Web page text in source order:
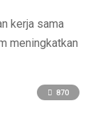
kerja sama
meningkatkan
870